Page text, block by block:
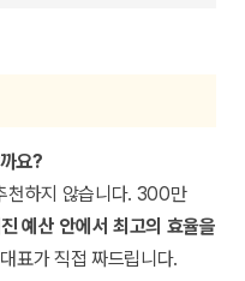
요?
천하지 않습니다. 300만
예산 안에서 최고의 효율을
표가 직접 짜드립니다.